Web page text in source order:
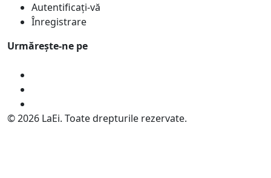
Autentificați-vă
Înregistrare
Urmărește-ne pe
© 2026 LaEi. Toate drepturile rezervate.